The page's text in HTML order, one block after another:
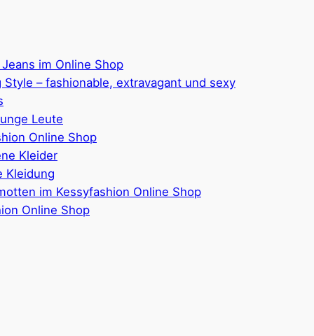
im Online Shop
Style – fashionable, extravagant und sexy
Leute
Online Shop
Kleider
Kleidung
im Kessyfashion Online Shop
Online Shop